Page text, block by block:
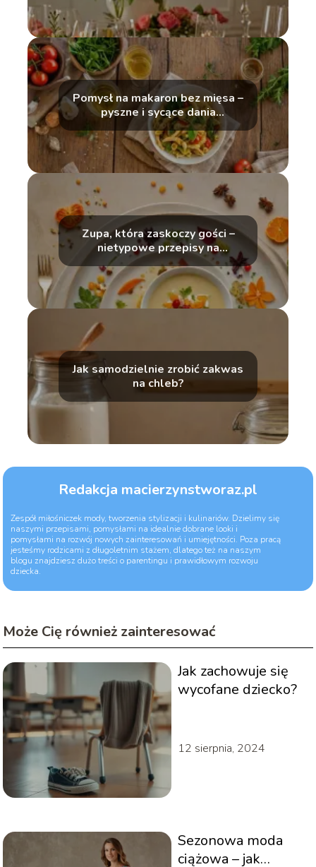
Pomysł na makaron bez mięsa –
pyszne i sycące dania
wegetariańskie
Zupa, która zaskoczy gości –
nietypowe przepisy na
wyjątkowe okazje
Jak samodzielnie zrobić zakwas
na chleb?
Redakcja macierzynstworaz.pl
Zespół miłośniczek mody, tworzenia stylizacji i kulinariów. Dzielimy się
naszymi przepisami, pomysłami na idealnie dobrane looki i
pomysłami na rozwój nowych zainteresowań i umiejętności. Poza pracą
jesteśmy rodzicami z długoletnim stażem, dlatego też na naszym
blogu znajdziesz dużo treści o parentingu i prawidłowym rozwoju
dziecka.
Może Cię również zainteresować
Jak zachowuje się
wycofane dziecko?
12 sierpnia, 2024
Sezonowa moda
ciążowa – jak